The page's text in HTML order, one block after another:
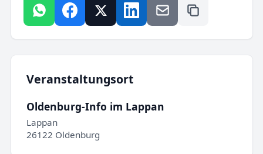
Veranstaltungsort
Oldenburg-Info im Lappan
Lappan
26122 Oldenburg